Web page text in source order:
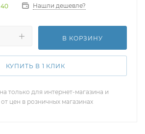
40 Нашли дешевле?
В КОРЗИНУ
КУПИТЬ В 1 КЛИК
только для интернет-магазина и
цен в розничных магазинах